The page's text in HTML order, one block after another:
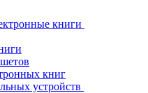
книги
книг
устройств